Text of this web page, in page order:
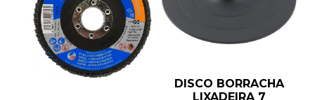
DISCO BORRACHA
LIXADEIRA 7